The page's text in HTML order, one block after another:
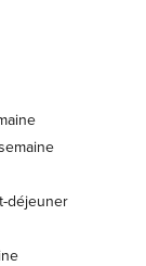
déjeuner